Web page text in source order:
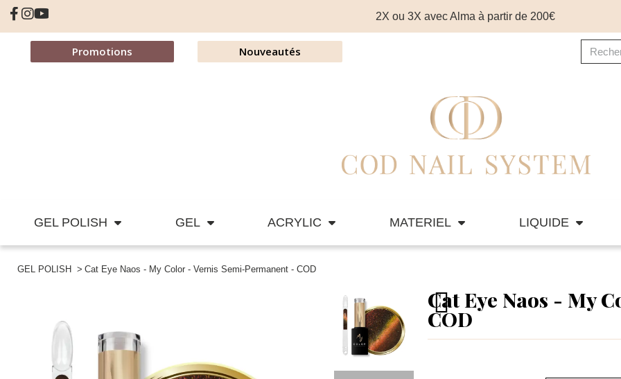
2X ou 3X avec Alma à partir de 200€
Promotions Nouveautés
GEL POLISH GEL ACRYLIC MATERIEL LIQUIDE
GEL POLISH Cat Eye Naos - My Color - Vernis Semi-Permanent - COD
Cat Eye Naos - My
COD